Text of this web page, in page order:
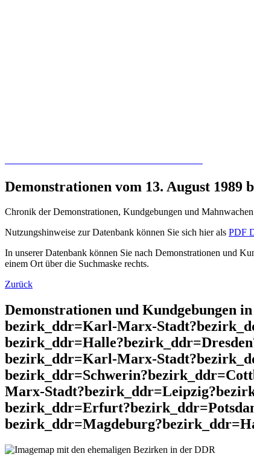
Demonstrationen vom 13. August 1989
Chronik der Demonstrationen, Kundgebungen und
Nutzungshinweise zur Datenbank können Sie sich hier als PDF
In unserer Datenbank können Sie nach Demonstrationen und
einem Ort über die Suchmaske rechts.
Zurück
Demonstrationen und Kundgebungen
bezirk_ddr=Karl-Marx-
bezirk_ddr=Karl-Marx-
Marx-